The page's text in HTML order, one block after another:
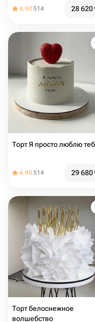
4.90514 28 620
Торт Я просто люблю
4.90514 29 680
Торт белоснежное
волшебство